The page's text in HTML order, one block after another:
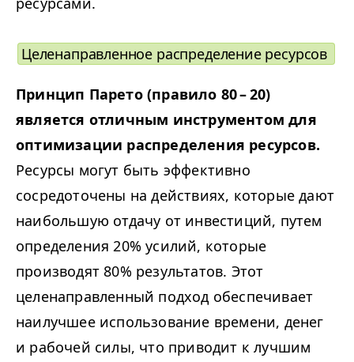
Целенаправленное распределение ресурсов
Принцип Парето (правило 80 – 20)
является отличным инструментом для
оптимизации распределения ресурсов.
Ресурсы могут быть эффективно
сосредоточены на действиях, которые дают
наибольшую отдачу от инвестиций, путем
определения 20% усилий, которые
производят 80% результатов. Этот
целенаправленный подход обеспечивает
наилучшее использование времени, денег
и рабочей силы, что приводит к лучшим